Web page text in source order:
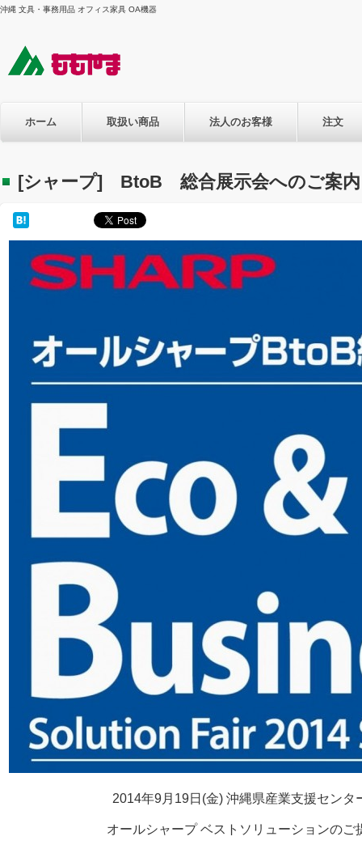
沖縄 文具・事務用品 オフィス家具 OA機器
ホーム 取扱い商品 法人のお客様 注文
[シャープ] BtoB 総合展示会へのご案
2014年9月19日(金) 沖縄県産業支援センタ
オールシャープ ベストソリューションのご